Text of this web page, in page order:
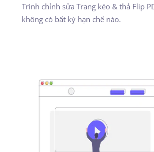
Trình chỉnh sửa Trang kéo & thả Flip
không có bất kỳ hạn chế nào.